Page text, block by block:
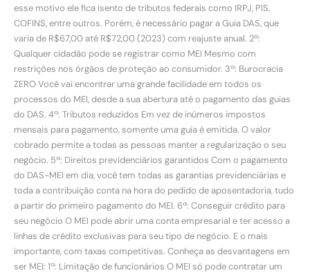
esse motivo ele fica isento de tributos federais como IRPJ, PIS,
COFINS, entre outros. Porém, é necessário pagar a Guia DAS, que
varia de R$67,00 até R$72,00 (2023) com reajuste anual. 2ª:
Qualquer cidadão pode se registrar como MEI Mesmo com
restrições nos órgãos de proteção ao consumidor. 3ª: Burocracia
ZERO Você vai encontrar uma grande facilidade em todos os
processos do MEI, desde a sua abertura até o pagamento das guias
do DAS. 4ª: Tributos reduzidos Em vez de inúmeros impostos
mensais para pagamento, somente uma guia é emitida. O valor
cobrado permite a todas as pessoas manter a regularização o seu
negócio. 5ª: Direitos previdenciários garantidos Com o pagamento
do DAS-MEI em dia, você tem todas as garantias previdenciárias e
toda a contribuição conta na hora do pedido de aposentadoria, tudo
a partir do primeiro pagamento do MEI. 6ª: Conseguir crédito para
seu negócio O MEI pode abrir uma conta empresarial e ter acesso a
linhas de crédito exclusivas para seu tipo de negócio. E o mais
importante, com taxas competitivas. Conheça as desvantagens em
ser MEI: 1ª: Limitação de funcionários O MEI só pode contratar um